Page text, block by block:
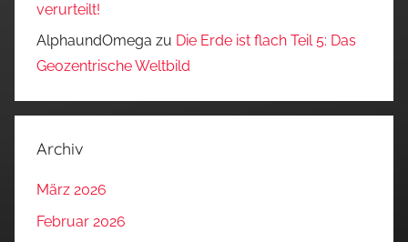
verurteilt!
AlphaundOmega zu Die Erde ist flach Teil 5: Das
Geozentrische Weltbild
Archiv
März 2026
Februar 2026